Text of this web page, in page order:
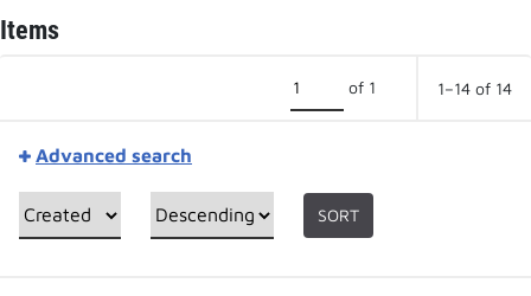
Items
of 1 1–14 of 14
Advanced search
SORT